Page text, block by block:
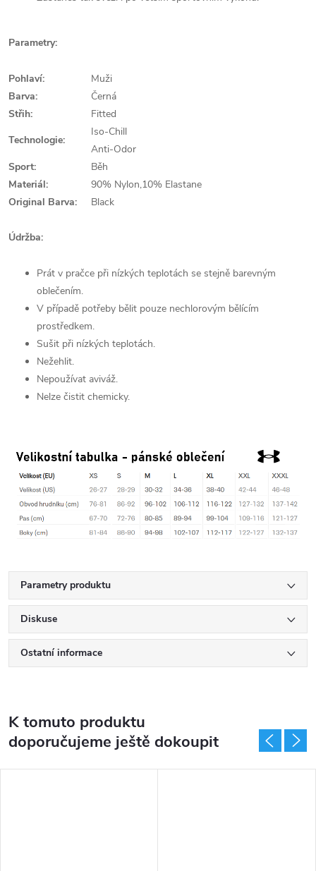
Parametry:
Pohlaví:
Muži
Barva:
Černá
Střih:
Fitted
Technologie:
Iso-Chill
Anti-Odor
Sport:
Běh
Materiál:
90% Nylon,10% Elastane
Original Barva:
Black
Údržba:
Prát v pračce při nízkých teplotách se stejně barevným
oblečením.
V případě potřeby bělit pouze nechlorovým bělícím
prostředkem.
Sušit při nízkých teplotách.
Nežehlit.
Nepoužívat aviváž.
Nelze čistit chemicky.
Parametry produktu
Diskuse
Ostatní informace
K tomuto produktu
doporučujeme ještě dokoupit